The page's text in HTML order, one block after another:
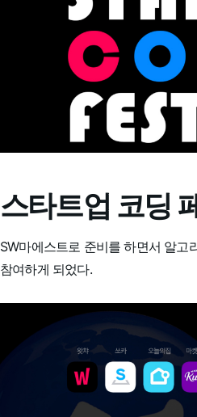
스타트업 코딩
SW마에스트로 준비를 하면서 알고
참여하게 되었다.